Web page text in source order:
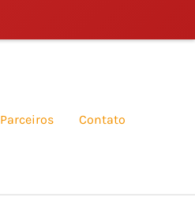
Parceiros Contato